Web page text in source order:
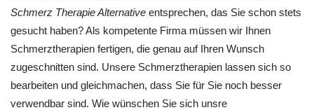
Schmerz Therapie Alternative entsprechen, das Sie schon stets
gesucht haben? Als kompetente Firma müssen wir Ihnen
Schmerztherapien fertigen, die genau auf Ihren Wunsch
zugeschnitten sind. Unsere Schmerztherapien lassen sich so
bearbeiten und gleichmachen, dass Sie für Sie noch besser
verwendbar sind. Wie wünschen Sie sich unsre